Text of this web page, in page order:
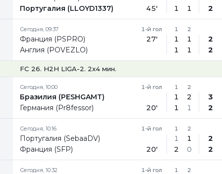
Португалия (LLOYD1337)
45'
1
1
2
Сегодня, 09:37
Франция (PSPRO)
Англия (POVEZLO)
1-й гол
27'
1
1
1
2
1
1
2
2
FC 26. H2H LIGA-2. 2x4 мин.
Сегодня, 10:00
Бразилия (PESHGAMT)
Германия (Pr8fessor)
1-й гол
20'
1
1
1
2
2
1
3
2
Сегодня, 10:16
Португалия (SebaaDV)
Франция (SFP)
1-й гол
20'
1
1
2
2
1
0
2
2
Сегодня, 10:32 1-й гол 1 2